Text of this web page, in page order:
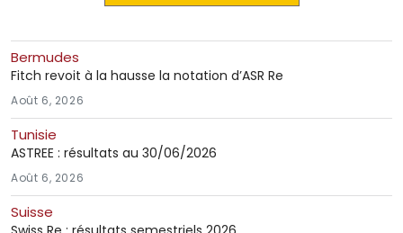
Bermudes
Fitch revoit à la hausse la notation d’ASR Re
Août 6, 2026
Tunisie
ASTREE : résultats au 30/06/2026
Août 6, 2026
Suisse